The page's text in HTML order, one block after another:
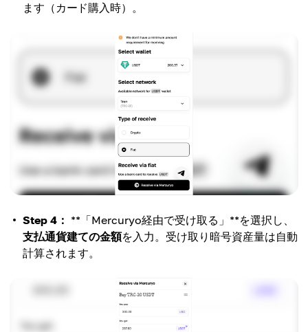
ます（カード購入時）。
Step 4： **「Mercuryo経由で受け取る」**を選択し、
支払通貨建ての金額を入力。受け取り暗号資産量は自動
計算されます。